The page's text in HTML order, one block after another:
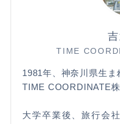
TIME
1981年、神奈川県生ま
TIME COORDINATE株
大学卒業後、旅行会